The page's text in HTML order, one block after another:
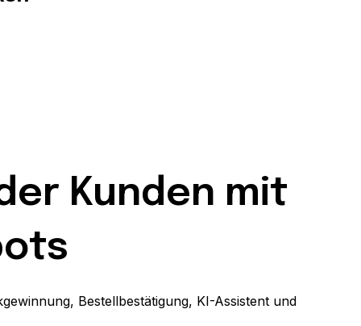
Kunden mit
Bestellbestätigung, KI-Assistent und